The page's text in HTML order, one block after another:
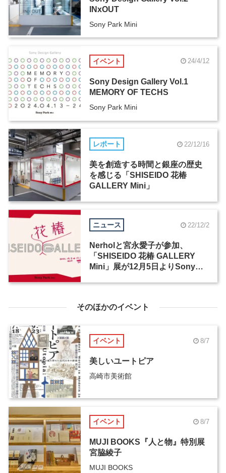
INxOUT
Sony Park Mini
イベント 24/4/12
Sony Design Gallery Vol.1
MEMORY OF TECHS
Sony Park Mini
レポート 22/12/16
美を創造する時間と銀座の歴史
を感じる「SHISEIDO 花椿
GALLERY Mini」
ニュース 22/12/2
Nerholと宮永愛子が参加、
「SHISEIDO 花椿 GALLERY
Mini」展が12月5日よりSony
そのほかのイベント
イベント 8/7
美しいユートピア
高崎市美術館
イベント 8/7
MUJI BOOKS『人と物』特別展
宮脇綾子
MUJI BOOKS